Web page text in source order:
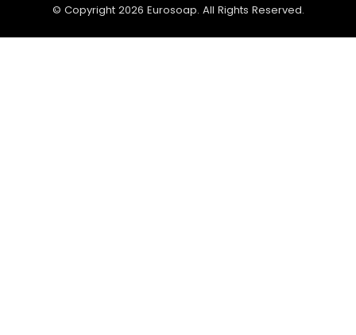
© Copyright 2026 Eurosoap. All Rights Reserved.